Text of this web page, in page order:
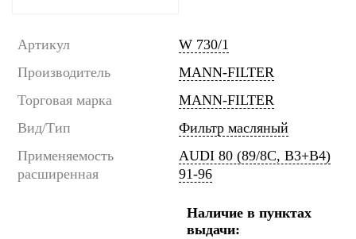
Артикул
W 730/1
Производитель
MANN-FILTER
Торговая марка
MANN-FILTER
Вид/Тип
Фильтр масляный
Применяемость
расширенная
AUDI 80 (89/8C, B3+B4)
91-96
Наличие в пунктах
выдачи: